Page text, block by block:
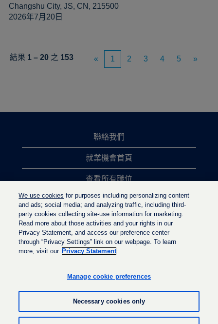
Changshu City, JS, CN, 215500
2026年7月20日
結果 1 – 20 之 153 « 1 2 3 4 5 »
聯絡我們
就業機會首頁
查看所有職位
熱門職位搜尋
隱私權政策
的
引
標
籤
中
的
標
籤
中
引
中
We use cookies for purposes including personalizing content
and ads; social media; and analyzing traffic, including third-
party cookies collecting site-use information for marketing.
Read more about those activities and your rights in our
Privacy Statement, and access our preference center
through “Privacy Settings” link on our webpage. To learn
more, visit our Privacy Statement
Manage cookie preferences
Necessary cookies only